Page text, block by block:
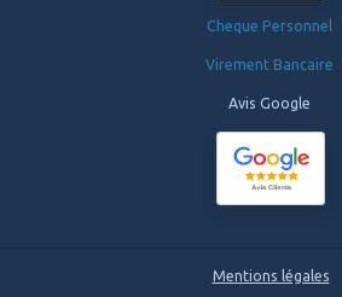
Cheque Personnel
Virement Bancaire
Avis Google
Mentions légales